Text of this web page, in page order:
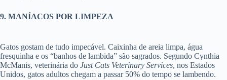
9. MANÍACOS POR LIMPEZA
Gatos gostam de tudo impecável. Caixinha de areia limpa, água
fresquinha e os “banhos de lambida” são sagrados. Segundo Cynthia
McManis, veterinária do Just Cats Veterinary Services, nos Estados
Unidos, gatos adultos chegam a passar 50% do tempo se lambendo.